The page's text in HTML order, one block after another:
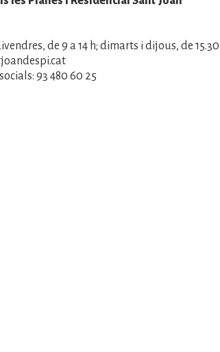
de 9 a 14 h; dimarts i dijous, de 15.30
93 480 60 25